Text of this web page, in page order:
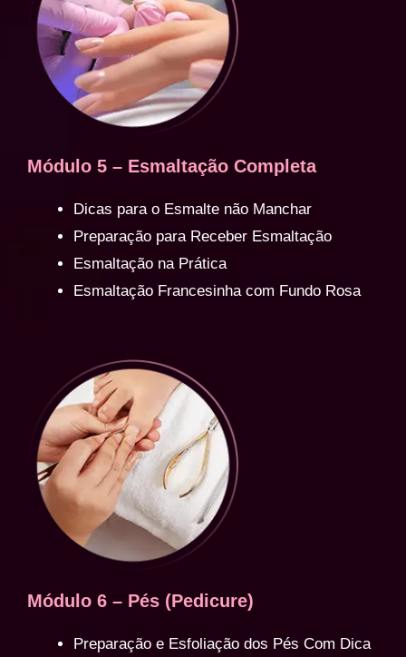
Módulo 5 – Esmaltação Completa
Dicas para o Esmalte não Manchar
Preparação para Receber Esmaltação
Esmaltação na Prática
Esmaltação Francesinha com Fundo Rosa
Módulo 6 – Pés (Pedicure)
Preparação e Esfoliação dos Pés Com Dica